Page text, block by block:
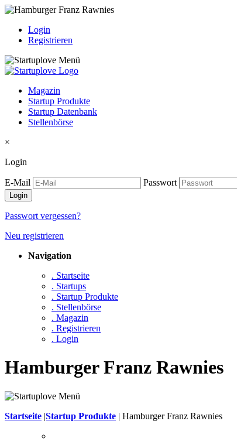
Login
Registrieren
Magazin
Startup Produkte
Startup Datenbank
Stellenbörse
×
Login
E-Mail Passwort
Passwort vergessen?
Neu registrieren
Navigation
. Startseite
. Startups
. Startup Produkte
. Stellenbörse
. Magazin
. Registrieren
. Login
Hamburger Franz Rawnies
Startseite |Startup Produkte | Hamburger Franz Rawnies